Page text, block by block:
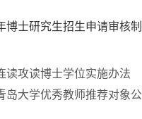
博士研究生招生申请审核制
读攻读博士学位实施办法
岛大学优秀教师推荐对象公